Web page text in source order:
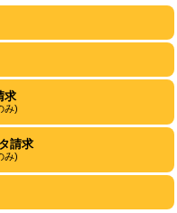
求
み)
請求
み)